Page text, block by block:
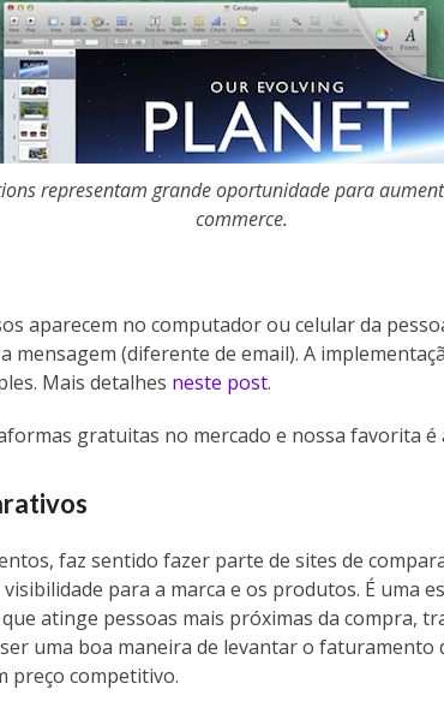
representam grande oportunidade para
commerce.
aparecem no computador ou celular da
mensagem (diferente de email). A
Mais detalhes neste post.
gratuitas no mercado e nossa favorita é
faz sentido fazer parte de sites de
para a marca e os produtos. É uma
atinge pessoas mais próximas da compra,
uma boa maneira de levantar o faturamento
preço competitivo.